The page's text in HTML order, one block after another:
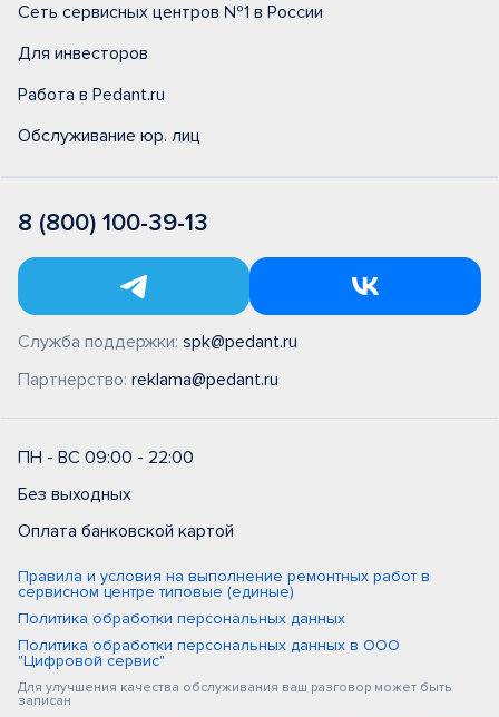
Сеть сервисных центров №1 в России
Для инвесторов
Работа в Pedant.ru
Обслуживание юр. лиц
8 (800) 100-39-13
Служба поддержки: spk@pedant.ru
Партнерство: reklama@pedant.ru
ПН - ВС 09:00 - 22:00
Без выходных
Оплата банковской картой
Правила и условия на выполнение ремонтных работ в
сервисном центре типовые (единые)
Политика обработки персональных данных
Политика обработки персональных данных в ООО
"Цифровой сервис"
Для улучшения качества обслуживания ваш разговор может быть
записан